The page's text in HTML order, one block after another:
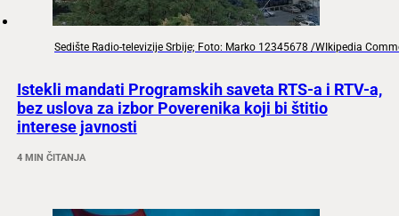
Sedište Radio-televizije Srbije; Foto: Marko 12345678 /WIkipedia
Istekli mandati Programskih saveta RTS-a i RTV-a,
bez uslova za izbor Poverenika koji bi štitio
interese javnosti
4 MIN ČITANJA